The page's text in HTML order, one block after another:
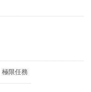
極限任務